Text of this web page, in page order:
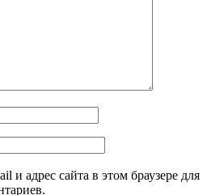
и адрес сайта в этом браузере для